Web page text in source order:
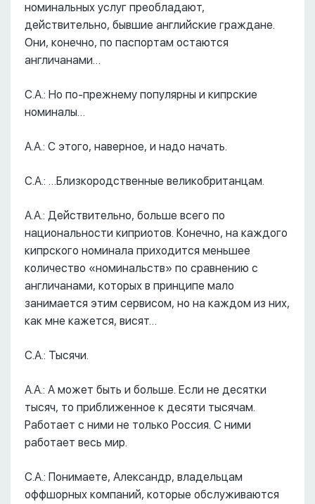
номинальных услуг преобладают,
действительно, бывшие английские граждане.
Они, конечно, по паспортам остаются
англичанами…
С.А.: Но по-прежнему популярны и кипрские
номиналы…
А.А.: С этого, наверное, и надо начать.
С.А.: …Близкородственные великобританцам.
А.А.: Действительно, больше всего по
национальности киприотов. Конечно, на каждого
кипрского номинала приходится меньшее
количество «номинальств» по сравнению с
англичанами, которых в принципе мало
занимается этим сервисом, но на каждом из них,
как мне кажется, висят…
С.А.: Тысячи.
А.А.: А может быть и больше. Если не десятки
тысяч, то приближенное к десяти тысячам.
Работает с ними не только Россия. С ними
работает весь мир.
С.А.: Понимаете, Александр, владельцам
оффшорных компаний, которые обслуживаются